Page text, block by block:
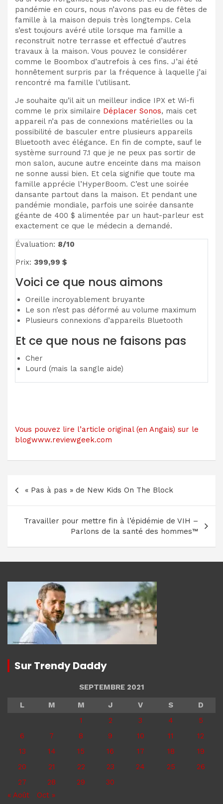
pandémie en cours, nous n’avons pas eu de fêtes de
famille à la maison depuis très longtemps. Cela
s’est toujours avéré utile lorsque ma famille a
reconstruit notre terrasse et effectué d’autres
travaux à la maison. Vous pouvez le considérer
comme le Boombox d’autrefois à ces fins. J’ai été
honnêtement surpris par la fréquence à laquelle j’ai
rencontré ma famille l’utilisant.
Je souhaite qu’il ait un meilleur indice IPX et Wi-fi
comme le prix similaire Déplacer Sonos, mais cet
appareil n’a pas de connexions matérielles ou la
possibilité de basculer entre plusieurs appareils
Bluetooth avec élégance. En fin de compte, sauf le
système surround 7.1 que je ne peux pas sortir de
mon salon, aucune autre enceinte dans ma maison
ne sonne aussi bien. Et cela signifie que toute ma
famille apprécie l’HyperBoom. C’est une soirée
dansante partout dans la maison. Et pendant une
pandémie mondiale, parfois une soirée dansante
géante de 400 $ alimentée par un haut-parleur est
exactement ce que le médecin a demandé.
Évaluation: 8/10
Prix: 399,99 $
Voici ce que nous aimons
Oreille incroyablement bruyante
Le son n’est pas déformé au volume maximum
Plusieurs connexions d’appareils Bluetooth
Et ce que nous ne faisons pas
Cher
Lourd (mais la sangle aide)
Vous pouvez lire l’article original (en Angais) sur le
blogwww.reviewgeek.com
Navigation
de
l’article
« Pas à pas » de New Kids On The Block
Travailler pour mettre fin à l’épidémie de VIH –
Parlons de la santé des hommes™
Sur Trendy Daddy
SEPTEMBRE 2021
L
M M J V S
D
1
2 3 4
5
6
7 8 9 10 11
12
13
14 15 16 17 18
19
20
21 22 23 24 25
26
27
28 29
30
« Août
Oct »